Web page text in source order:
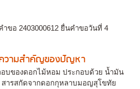
ขอ 2403000612 ยื่นคำขอวันที่ 4
วามสำคัญของปัญหา
บของดอกไม้หอม ประกอบด้วย น้ำมัน
ารสกัดจากดอกกุหลาบมอญสุโขทัย